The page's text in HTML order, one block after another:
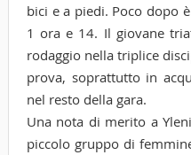
bici e a piedi. Poco dopo
1 ora e 14. Il giovane
rodaggio nella triplice
prova, soprattutto in
nel resto della gara.
Una nota di merito a
piccolo gruppo di